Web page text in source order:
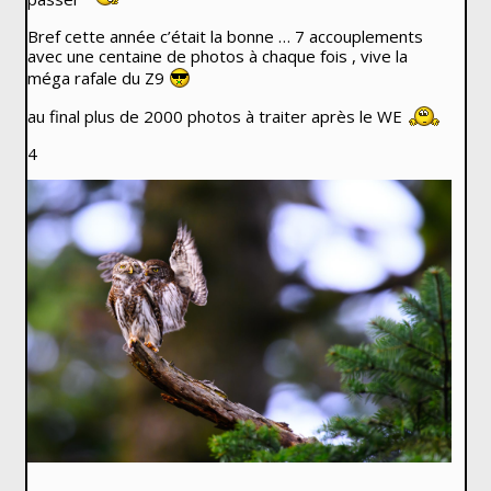
Bref cette année c’était la bonne … 7 accouplements
avec une centaine de photos à chaque fois , vive la
méga rafale du Z9
au final plus de 2000 photos à traiter après le WE
4